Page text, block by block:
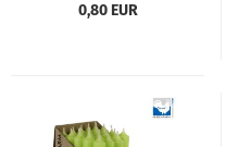
0,80 EUR